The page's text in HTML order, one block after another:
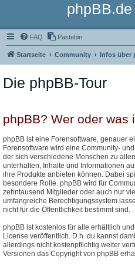
phpBB.de
FAQ Pastebin
Startseite Community Infos über
Die phpBB-Tour
phpBB? Wer oder was
phpBB ist eine Forensoftware, genauer
Forensoftware wird eine Community-
der sich verschiedene Menschen zu
unterhalten, Inhalte und Informationen
ihre Produkte anbieten können. Dabei
besondere Rolle. phpBB wird für
zehntausend Mitglieder oder auch nur
umfangreiche Berechtigungssystem
nicht für die Öffentlichkeit bestimmt sind.
phpBB ist kostenlos für alle erhältlich
License veröffentlich. D.h. du kannst
allerdings nicht kostenpflichtig weiter
Versionen das Copyright von phpBB